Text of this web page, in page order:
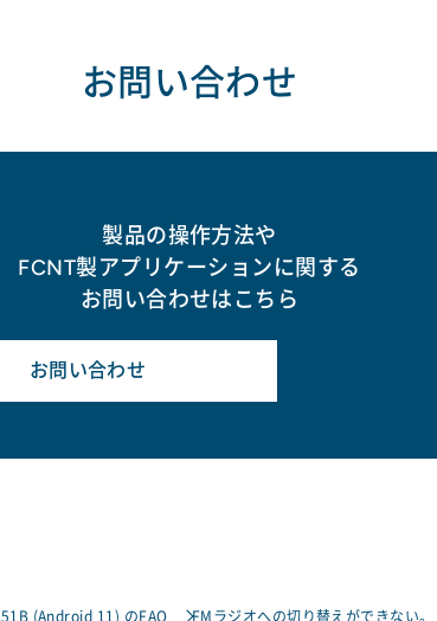
お問い合わせ
製品の操作方法や
FCNT製アプリケーションに関する
お問い合わせはこちら
お問い合わせ
(Android 11) のFAQ FMラジオへの切り替えができない。